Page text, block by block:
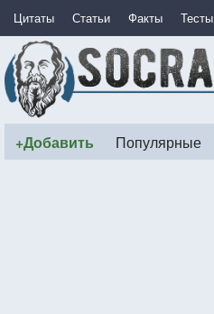
Цитаты Статьи Факты Тесты
+Добавить Популярные